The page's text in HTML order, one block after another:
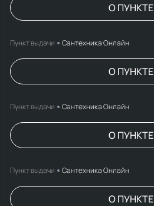
О ПУНКТЕ
Пункт выдачи Сантехника Онлайн
О ПУНКТЕ
Пункт выдачи Сантехника Онлайн
О ПУНКТЕ
Пункт выдачи Сантехника Онлайн
О ПУНКТЕ